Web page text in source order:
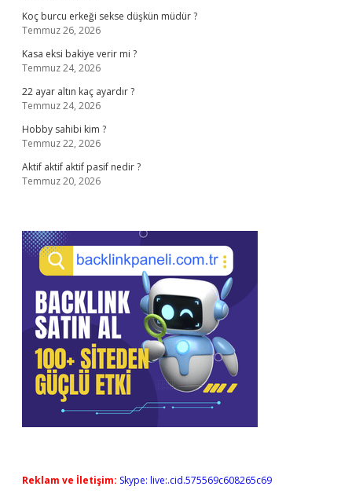
Koç burcu erkeği sekse düşkün müdür ?
Temmuz 26, 2026
Kasa eksi bakiye verir mi ?
Temmuz 24, 2026
22 ayar altın kaç ayardır ?
Temmuz 24, 2026
Hobby sahibi kim ?
Temmuz 22, 2026
Aktif aktif aktif pasif nedir ?
Temmuz 20, 2026
Reklam ve İletişim: Skype: live:.cid.575569c608265c69